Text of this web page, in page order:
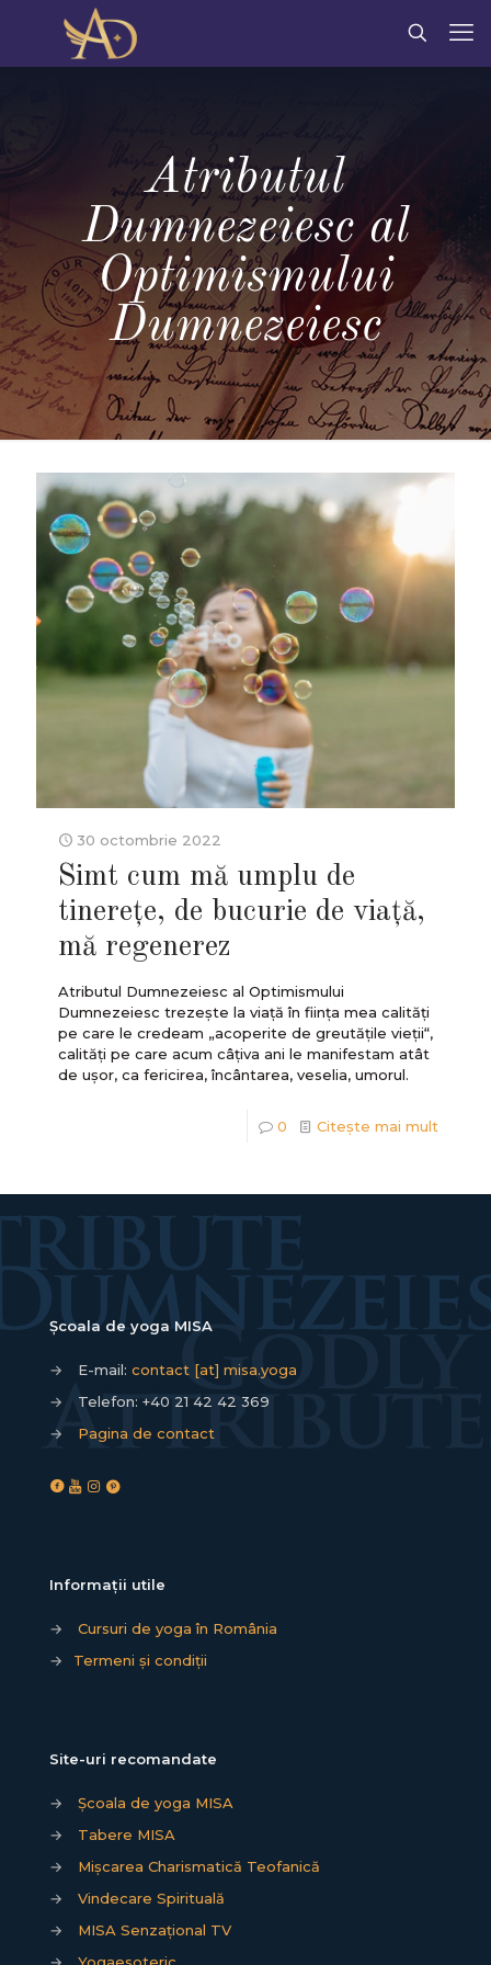
Atributul
Dumnezeiesc al
Optimismului
Dumnezeiesc
30 octombrie 2022
Simt cum mă umplu de
tinerețe, de bucurie de viaţă,
mă regenerez
Atributul Dumnezeiesc al Optimismului
Dumnezeiesc trezeşte la viaţă în ființa mea calități
pe care le credeam „acoperite de greutățile vieții“,
calități pe care acum câțiva ani le manifestam atât
de ușor, ca fericirea, încântarea, veselia, umorul.
0 Citește mai mult
Școala de yoga MISA
→ E-mail: contact [at] misa.yoga
→
Telefon: +40 21 42 42 369
→
Pagina de contact
Informații utile
→
Cursuri de yoga în România
→
Termeni și condiții
Site-uri recomandate
→
Școala de yoga MISA
→
Tabere MISA
→
Mișcarea Charismatică Teofanică
→
Vindecare Spirituală
→
MISA Senzațional TV